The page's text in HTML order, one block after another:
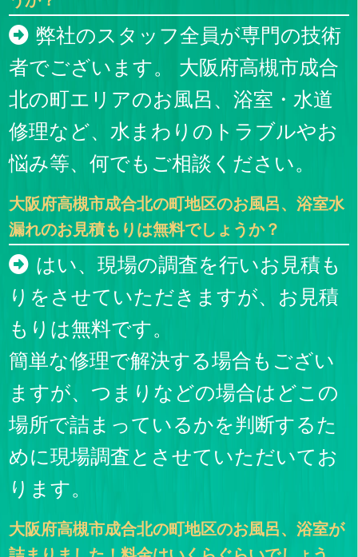
弊社のスタッフ全員が専門の技術
者でございます。 大阪府高槻市成合
北の町エリアのお風呂、浴室・水道
修理など、水まわりのトラブルやお
悩み等、何でもご相談ください。
大阪府高槻市成合北の町地区のお風呂、浴室水
漏れのお見積もりは無料でしょうか？
はい、現場の調査を行いお見積も
りをさせていただきますが、お見積
もりは無料です。
簡単な修理で解決する場合もござい
ますが、つまりなどの場合はどこの
場所で詰まっているかを判断するた
めに現場調査とさせていただいてお
ります。
大阪府高槻市成合北の町地区のお風呂、浴室が